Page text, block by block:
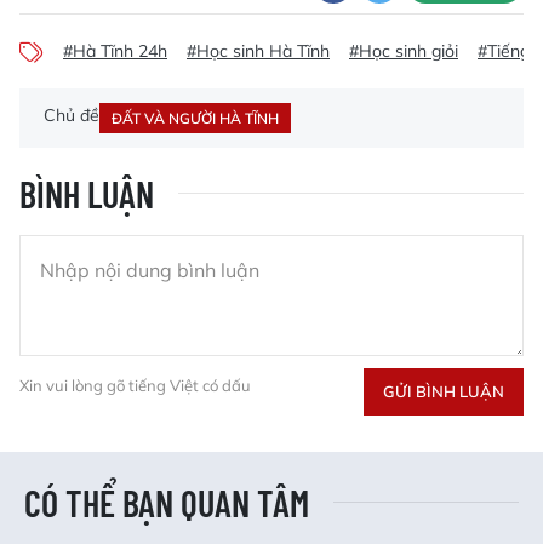
#Hà Tĩnh 24h #Học sinh Hà Tĩnh #Học sinh giỏi #Tiếng
Chủ đề ĐẤT VÀ NGƯỜI HÀ TĨNH
BÌNH LUẬN
Xin vui lòng gõ tiếng Việt có dấu GỬI BÌNH LUẬN
CÓ THỂ BẠN QUAN TÂM